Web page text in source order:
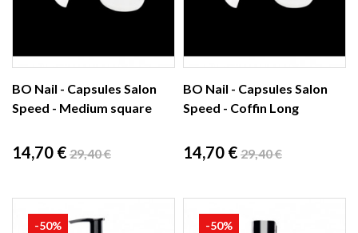
BO Nail - Capsules Salon
Speed - Medium square
Prix
14,70 €Prix
29,40 €
BO Nail - Capsules Salon
Speed - Coffin Long
Prix
14,70 €Prix
29,40 €
-50% -50%